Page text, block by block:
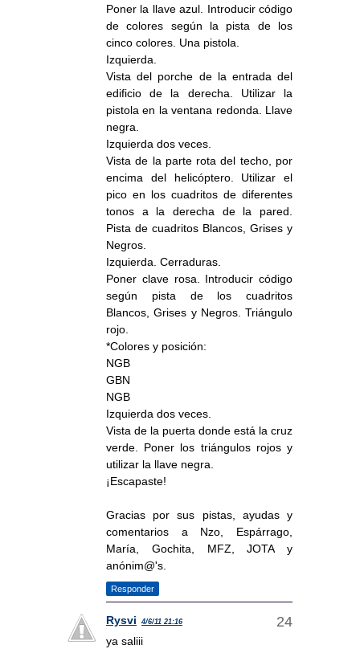
Poner la llave azul. Introducir código
de colores según la pista de los
cinco colores. Una pistola.
Izquierda.
Vista del porche de la entrada del
edificio de la derecha. Utilizar la
pistola en la ventana redonda. Llave
negra.
Izquierda dos veces.
Vista de la parte rota del techo, por
encima del helicóptero. Utilizar el
pico en los cuadritos de diferentes
tonos a la derecha de la pared.
Pista de cuadritos Blancos, Grises y
Negros.
Izquierda. Cerraduras.
Poner clave rosa. Introducir código
según pista de los cuadritos
Blancos, Grises y Negros. Triángulo
rojo.
*Colores y posición:
NGB
GBN
NGB
Izquierda dos veces.
Vista de la puerta donde está la cruz
verde. Poner los triángulos rojos y
utilizar la llave negra.
¡Escapaste!
Gracias por sus pistas, ayudas y
comentarios a Nzo, Espárrago,
María, Gochita, MFZ, JOTA y
anónim@'s.
Responder
Rysvi 4/6/11 21:16
ya saliii